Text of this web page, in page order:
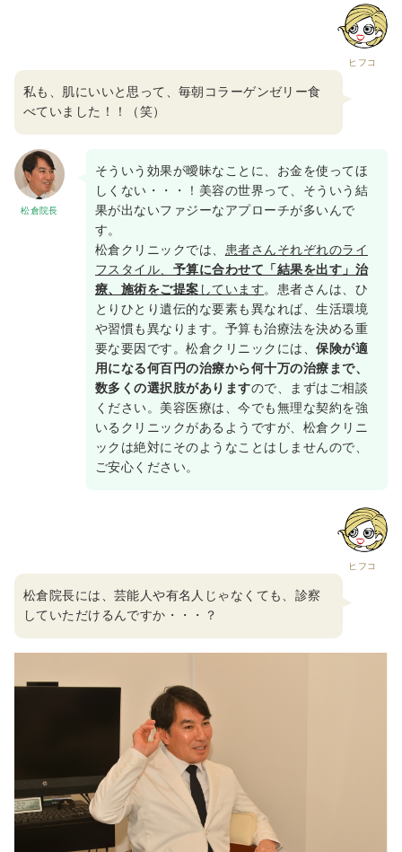
ヒフコ
私も、肌にいいと思って、毎朝コラーゲンゼリー食
べていました！！（笑）
松倉院長
そういう効果が曖昧なことに、お金を使ってほ
しくない・・・！美容の世界って、そういう結
果が出ないファジーなアプローチが多いんで
す。
松倉クリニックでは、 患者さんそれぞれのライ
フスタイル、 予算に合わせて「結果を出す」治
療、施術をご提案 しています。患者さんは、ひ
とりひとり遺伝的な要素も異なれば、生活環境
や習慣も異なります。予算も治療法を決める重
要な要因です。松倉クリニックには、保険が適
用になる何百円の治療から何十万の治療まで、
数多くの選択肢がありますので、まずはご相談
ください。美容医療は、今でも無理な契約を強
いるクリニックがあるようですが、松倉クリニ
ックは絶対にそのようなことはしませんので、
ご安心ください。
ヒフコ
松倉院長には、芸能人や有名人じゃなくても、診察
していただけるんですか・・・？